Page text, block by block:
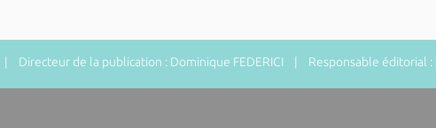
| Directeur de la publication : Dominique FEDERICI | Responsable éditorial :